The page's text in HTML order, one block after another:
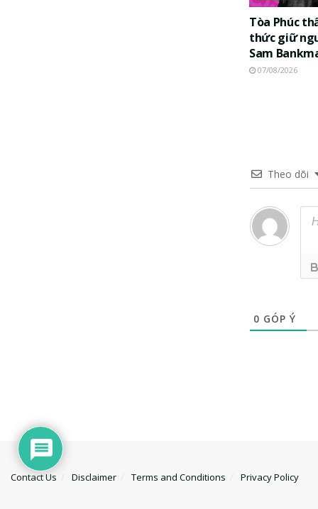
Tòa Phúc
thức giữ
Sam
07/08/2026
Theo dõi
0 GÓP Ý
Contact Us Disclaimer Terms and Conditions Privacy Policy